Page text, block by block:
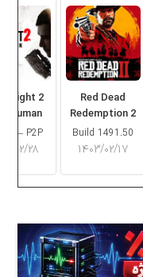
Red Dead
Redemption 2
Build 1491.50
۱۴۰۳/۰۲/۱۷
Light 2
Human
– P2P
۱۴۰۳/